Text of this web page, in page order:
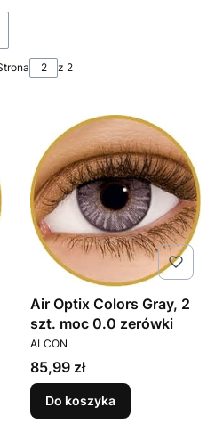
produkty
z 2
Air Optix Colors Gray, 2
szt. moc 0.0 zerówki
PRODUCENT
ALCON
Cena
85,99 zł
Do koszyka